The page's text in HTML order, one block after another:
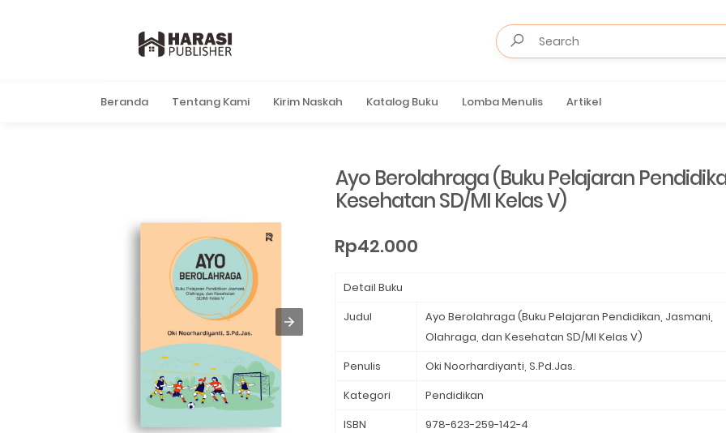
Beranda Tentang Kami Kirim Naskah Katalog Buku Lomba Menulis Artikel
Ayo Berolahraga (Buku Pelajaran
Kesehatan SD/MI Kelas V)
Rp42.000
Detail Buku
Judul
Ayo Berolahraga (Buku Pelajaran Pendidikan, Jasmani,
Olahraga, dan Kesehatan SD/MI Kelas V)
Penulis
Oki Noorhardiyanti, S.Pd.Jas.
Kategori
Pendidikan⁣
ISBN
978-623-259-142-4